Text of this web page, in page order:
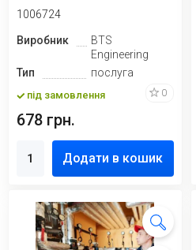
1006724
Виробник
BTS
Engineering
Тип
послуга
під замовлення 0
678 грн.
Додати в кошик